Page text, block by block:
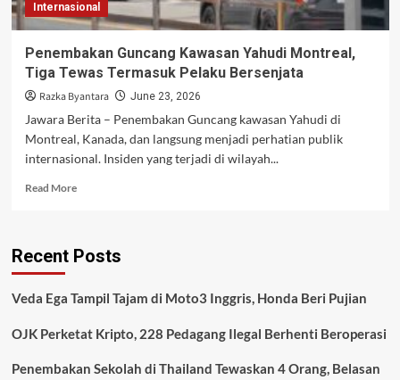
Internasional
Penembakan Guncang Kawasan Yahudi Montreal,
Tiga Tewas Termasuk Pelaku Bersenjata
Razka Byantara June 23, 2026
Jawara Berita – Penembakan Guncang kawasan Yahudi di
Montreal, Kanada, dan langsung menjadi perhatian publik
internasional. Insiden yang terjadi di wilayah...
Read MoreRead
Guncang
Montreal,
Tewas
Pelaku
Recent Posts
Veda Ega Tampil Tajam di Moto3 Inggris, Honda Beri Pujian
OJK Perketat Kripto, 228 Pedagang Ilegal Berhenti Beroperasi
Penembakan Sekolah di Thailand Tewaskan 4 Orang, Belasan